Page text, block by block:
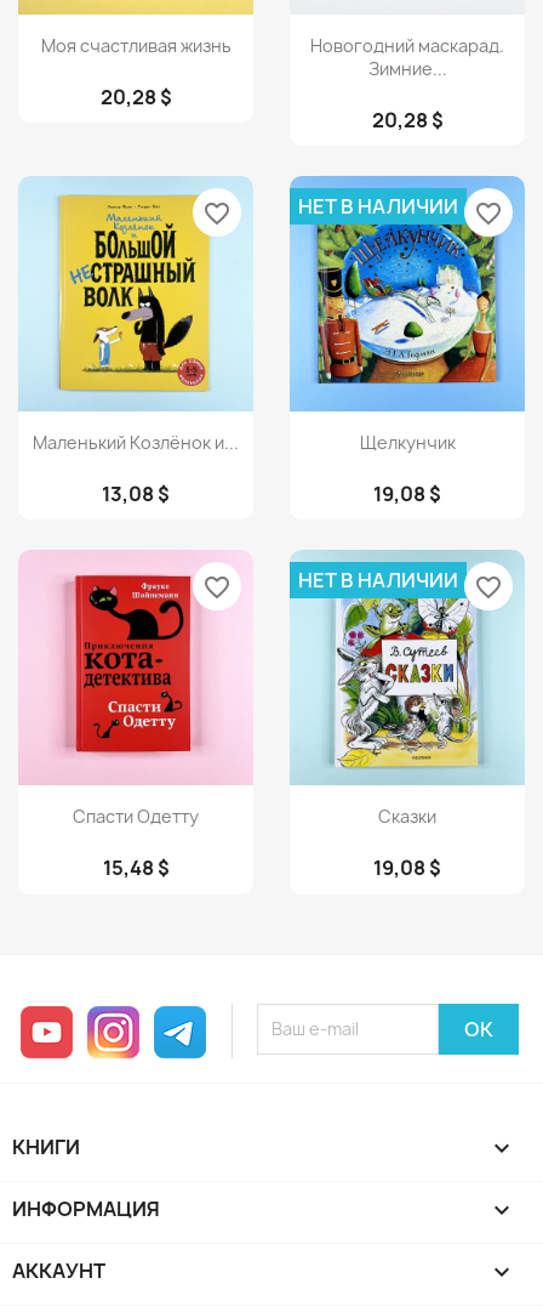
Просмотр
Моя счастливая жизнь
20,28 $
Просмотр
Новогодний маскарад.
Зимние...
20,28 $
Просмотр
Маленький Козлёнок и...
13,08 $
favorite_border
Просмотр
Щелкунчик
19,08 $
НЕТ В НАЛИЧИИ favorite_border
Просмотр
Спасти Одетту
15,48 $
favorite_border
Просмотр
Сказки
19,08 $
НЕТ В НАЛИЧИИ favorite_border
YouTube InstagramTelegram
КНИГИ 
ИНФОРМАЦИЯ 
АККАУНТ 